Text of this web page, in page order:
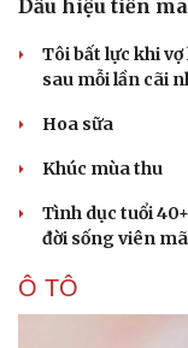
Dấu hiệu tiền
Tôi bất lực khi
sau mỗi lần cãi
Hoa sữa
Khúc mùa thu
Tình dục tuổi
đời sống viên
Ô TÔ